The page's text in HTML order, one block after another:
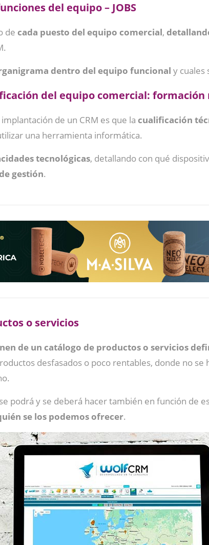
del equipo – JOBS
de cada puesto del equipo comercial,
dentro del equipo funcional y cuales
del equipo comercial:
de un CRM es que la cualificación
una herramienta informática.
tecnológicas, detallando con qué
gestión.
o servicios
de un catálogo de productos o servicios
desfasados o poco rentables, donde no se
podrá y se deberá hacer también en función de
se los podemos ofrecer.